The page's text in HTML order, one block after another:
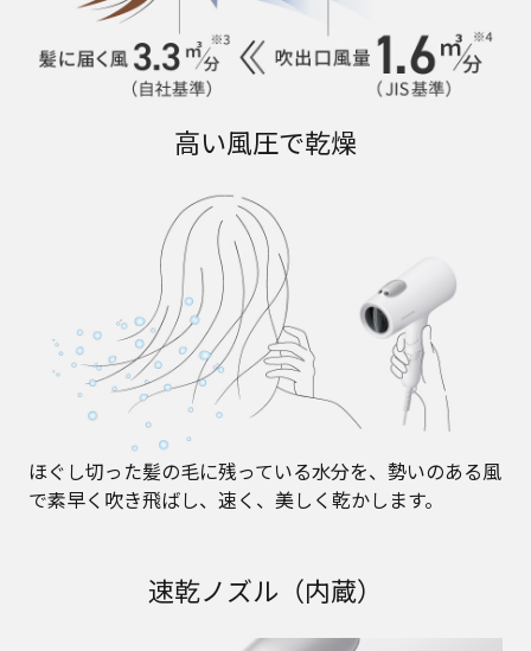
高い風圧で乾燥
ほぐし切った髪の毛に残っている水分を、勢いのある風
で素早く吹き飛ばし、速く、美しく乾かします。
速乾ノズル（内蔵）